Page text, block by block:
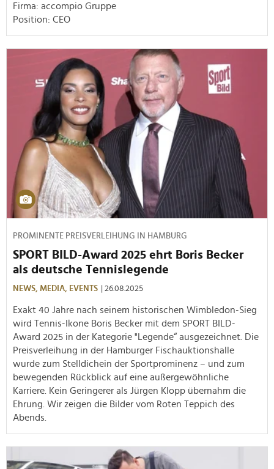
Firma: accompio Gruppe
Position: CEO
PROMINENTE PREISVERLEIHUNG IN HAMBURG
SPORT BILD-Award 2025 ehrt Boris Becker
als deutsche Tennislegende
NEWS, MEDIA, EVENTS | 26.08.2025
Exakt 40 Jahre nach seinem historischen Wimbledon-Sieg
wird Tennis-Ikone Boris Becker mit dem SPORT BILD-
Award 2025 in der Kategorie "Legende“ ausgezeichnet. Die
Preisverleihung in der Hamburger Fischauktionshalle
wurde zum Stelldichein der Sportprominenz – und zum
bewegenden Rückblick auf eine außergewöhnliche
Karriere. Kein Geringerer als Jürgen Klopp übernahm die
Ehrung. Wir zeigen die Bilder vom Roten Teppich des
Abends.